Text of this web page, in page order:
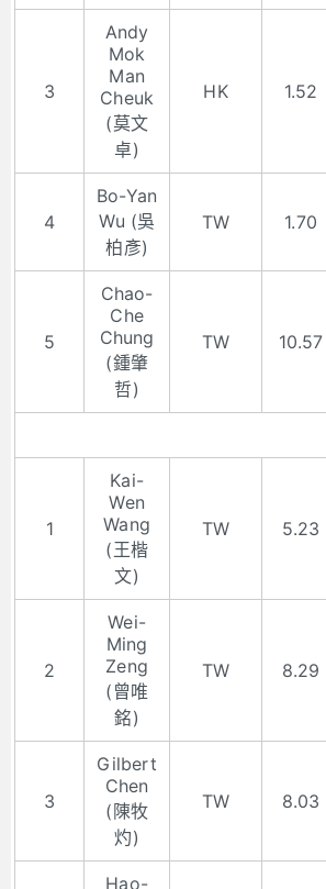
3
Andy
Mok
Man
Cheuk
(莫文
卓)
HK 1.52
4
Bo-Yan
Wu (吳
柏彥)
TW 1.70
5
Chao-
Che
Chung
(鍾肇
哲)
TW 10.57
1
Kai-
Wen
Wang
(王楷
文)
TW 5.23
2
Wei-
Ming
Zeng
(曾唯
銘)
TW 8.29
3
Gilbert
Chen
(陳牧
灼)
TW 8.03
Hao-